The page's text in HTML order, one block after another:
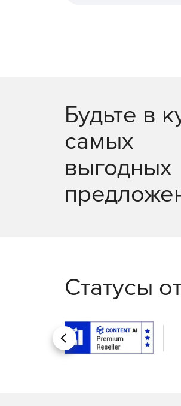
Будьте в
самых
выгодных
Статусы
Назад